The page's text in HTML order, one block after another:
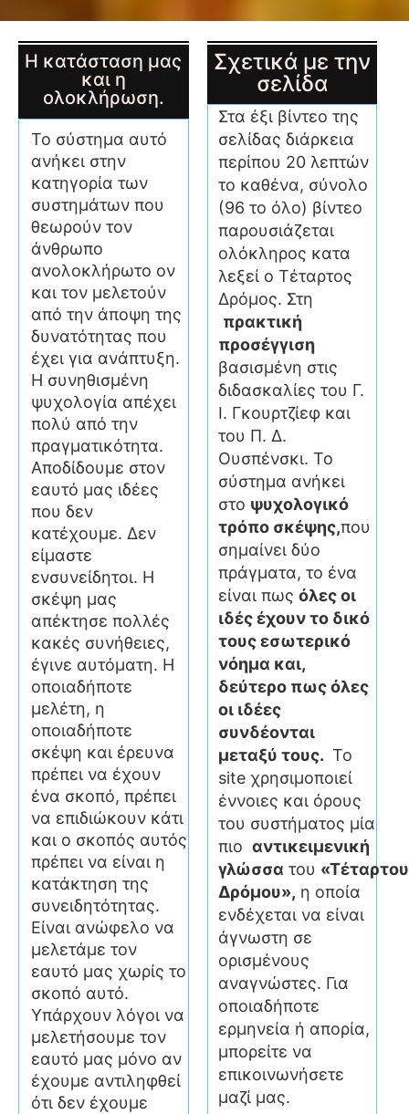
Σχετικά με την
σελίδα
Στα έξι βίντεο της
σελίδας διάρκεια
περίπου 20 λεπτών
το καθένα, σύνολο
(96 το όλο) βίντεο
παρουσιάζεται
ολόκληρος κατα
λεξεί ο Τέταρτος
Δρόμος. Στη
πρακτική
προσέγγιση
βασισμένη στις
διδασκαλίες του Γ.
Ι. Γκουρτζίεφ και
του Π. Δ.
Ουσπένσκι. Το
σύστημα ανήκει
στο ψυχολογικό
τρόπο σκέψης,που
σημαίνει δύο
πράγματα, το ένα
είναι πως όλες οι
ιδές έχουν το δικό
τους εσωτερικό
νόημα και,
δεύτερο πως όλες
οι ιδέες
συνδέονται
μεταξύ τους. Το
site χρησιμοποιεί
έννοιες και όρους
του συστήματος μία
πιο αντικειμενική
γλώσσα του «Τέταρτου
Δρόμου», η οποία
ενδέχεται να είναι
άγνωστη σε
ορισμένους
αναγνώστες. Για
οποιαδήποτε
ερμηνεία ή απορία,
μπορείτε να
επικοινωνήσετε
μαζί μας.
Η κατάσταση μας
και η
ολοκλήρωση.
Το σύστημα αυτό
ανήκει στην
κατηγορία των
συστημάτων που
θεωρούν τον
άνθρωπο
ανολοκλήρωτο ον
και τον μελετούν
από την άποψη της
δυνατότητας που
έχει για ανάπτυξη.
Η συνηθισμένη
ψυχολογία απέχει
πολύ από την
πραγματικότητα.
Αποδίδουμε στον
εαυτό μας ιδέες
που δεν
κατέχουμε. Δεν
είμαστε
ενσυνείδητοι. Η
σκέψη μας
απέκτησε πολλές
κακές συνήθειες,
έγινε αυτόματη. Η
οποιαδήποτε
μελέτη, η
οποιαδήποτε
σκέψη και έρευνα
πρέπει να έχουν
ένα σκοπό, πρέπει
να επιδιώκουν κάτι
και ο σκοπός αυτός
πρέπει να είναι η
κατάκτηση της
συνειδητότητας.
Είναι ανώφελο να
μελετάμε τον
εαυτό μας χωρίς το
σκοπό αυτό.
Υπάρχουν λόγοι να
μελετήσουμε τον
εαυτό μας μόνο αν
έχουμε αντιληφθεί
ότι δεν έχουμε